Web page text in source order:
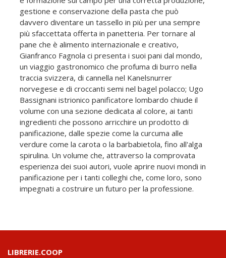
gestione e conservazione della pasta che può
davvero diventare un tassello in più per una sempre
più sfaccettata offerta in panetteria. Per tornare al
pane che è alimento internazionale e creativo,
Gianfranco Fagnola ci presenta i suoi pani dal mondo,
un viaggio gastronomico che profuma di burro nella
traccia svizzera, di cannella nel Kanelsnurrer
norvegese e di croccanti semi nel bagel polacco; Ugo
Bassignani istrionico panificatore lombardo chiude il
volume con una sezione dedicata al colore, ai tanti
ingredienti che possono arricchire un prodotto di
panificazione, dalle spezie come la curcuma alle
verdure come la carota o la barbabietola, fino all'alga
spirulina. Un volume che, attraverso la comprovata
esperienza dei suoi autori, vuole aprire nuovi mondi in
panificazione per i tanti colleghi che, come loro, sono
impegnati a costruire un futuro per la professione.
LIBRERIE.COOP